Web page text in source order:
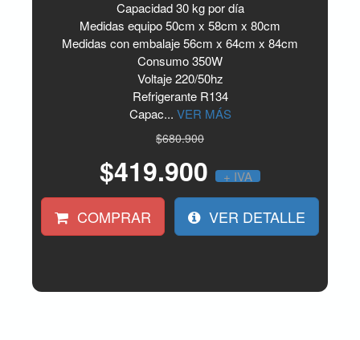
Capacidad 30 kg por día
Medidas equipo 50cm x 58cm x 80cm
Medidas con embalaje 56cm x 64cm x 84cm
Consumo 350W
Voltaje 220/50hz
Refrigerante R134
Capac... VER MÁS
$680.900
$419.900 + IVA
COMPRAR VER DETALLE